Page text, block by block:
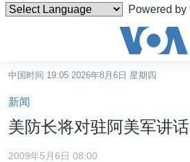
Powered by
碍
链
接
跳
转
中国
中国时间 19:05 2026年8月6日 星期四
新闻
美防长将对驻阿美军讲话
2009年5月6日 08:00